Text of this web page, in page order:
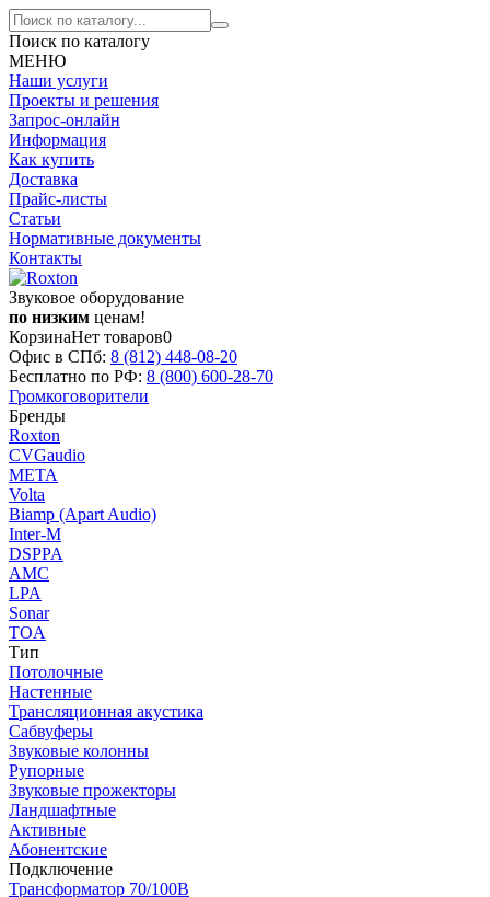
Поиск по каталогу
МЕНЮ
Наши услуги
Проекты и решения
Запрос-онлайн
Информация
Как купить
Доставка
Прайс-листы
Статьи
Нормативные документы
Контакты
Звуковое оборудование
по низким ценам!
КорзинаНет товаров0
Офис в СПб: 8 (812) 448-08-20
Бесплатно по РФ: 8 (800) 600-28-70
Громкоговорители
Бренды
Roxton
CVGaudio
МЕТА
Volta
Biamp (Apart Audio)
Inter-M
DSPPA
AMC
LPA
Sonar
TOA
Тип
Потолочные
Настенные
Трансляционная акустика
Сабвуферы
Звуковые колонны
Рупорные
Звуковые прожекторы
Ландшафтные
Активные
Абонентские
Подключение
Трансформатор 70/100В